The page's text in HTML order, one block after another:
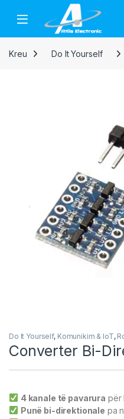
Skip to navigation
Open
Kreu Do It Yourself
Do It Yourself, Komunikim & IoT,
Converter Bi-
4 kanale të pavarura për
Punë bi-direktionale pa